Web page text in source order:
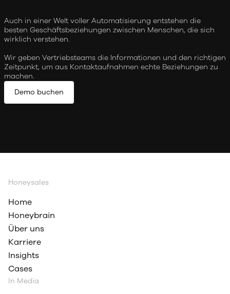
Auch in einer Welt voller Automatisierung entstehen die
besten Geschäftsbeziehungen zwischen Menschen, die sich
wirklich verstehen.
Wir geben Vertriebsteams die Informationen und den richtigen
Zeitpunkt, um aus Kontaktaufnahmen echte Beziehungen zu
machen.
Demo buchen
Honeysales
Home
Honeybrain
Über uns
Karriere
Insights
Cases
In Media